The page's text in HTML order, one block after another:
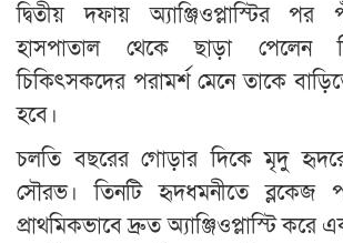
দ্বিতীয় দফায় অ্যাঞ্জিওপ্লাস্টির পর
হাসপাতাল থেকে ছাড়া পেলেন
চিকিৎসকদের পরামর্শ মেনে তাকে
হবে।
চলতি বছরের গোড়ার দিকে মৃদু
সৌরভ। তিনটি হৃদধমনীতে ব্লকেজ
প্রাথমিকভাবে দ্রুত অ্যাঞ্জিওপ্লাস্টি করে